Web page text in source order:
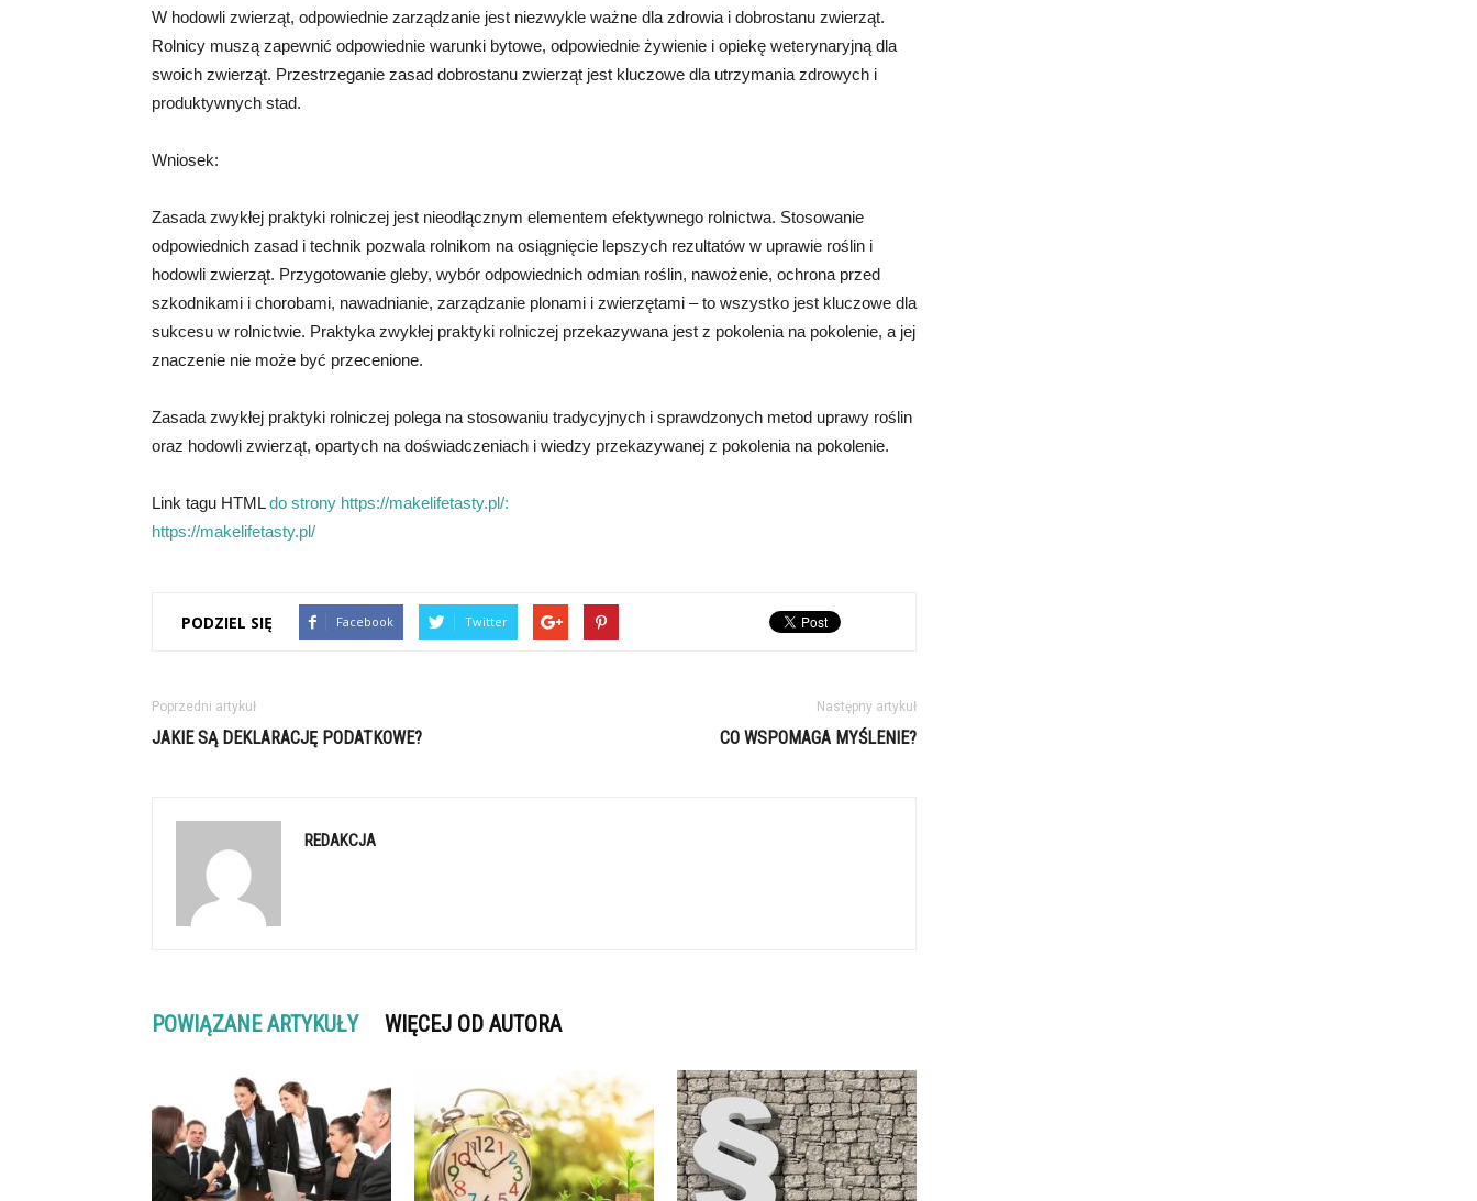
W hodowli zwierząt, odpowiednie zarządzanie jest niezwykle ważne dla zdrowia i dobrostanu zwierząt.
Rolnicy muszą zapewnić odpowiednie warunki bytowe, odpowiednie żywienie i opiekę weterynaryjną dla
swoich zwierząt. Przestrzeganie zasad dobrostanu zwierząt jest kluczowe dla utrzymania zdrowych i
produktywnych stad.
Wniosek:
Zasada zwykłej praktyki rolniczej jest nieodłącznym elementem efektywnego rolnictwa. Stosowanie
odpowiednich zasad i technik pozwala rolnikom na osiągnięcie lepszych rezultatów w uprawie roślin i
hodowli zwierząt. Przygotowanie gleby, wybór odpowiednich odmian roślin, nawożenie, ochrona przed
szkodnikami i chorobami, nawadnianie, zarządzanie plonami i zwierzętami – to wszystko jest kluczowe dla
sukcesu w rolnictwie. Praktyka zwykłej praktyki rolniczej przekazywana jest z pokolenia na pokolenie, a jej
znaczenie nie może być przecenione.
Zasada zwykłej praktyki rolniczej polega na stosowaniu tradycyjnych i sprawdzonych metod uprawy roślin
oraz hodowli zwierząt, opartych na doświadczeniach i wiedzy przekazywanej z pokolenia na pokolenie.
Link tagu HTMLdo strony https://makelifetasty.pl/:
https://makelifetasty.pl/
PODZIEL SIĘ Facebook Twitter
Poprzedni artykuł
JAKIE SĄ DEKLARACJĘ PODATKOWE?
Następny artykuł
CO WSPOMAGA MYŚLENIE?
REDAKCJA
POWIĄZANE ARTYKUŁY WIĘCEJ OD AUTORA